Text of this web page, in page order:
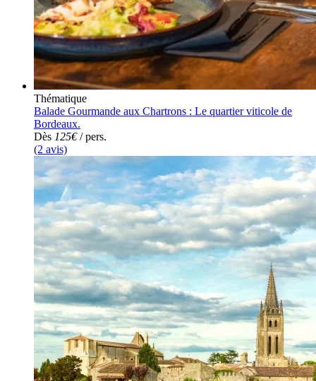
Thématique
Balade Gourmande aux Chartrons : Le quartier viticole de
Bordeaux.
Dès 125€/ pers.
(2 avis)